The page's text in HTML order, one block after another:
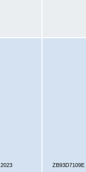
2023 ZB93D7109E